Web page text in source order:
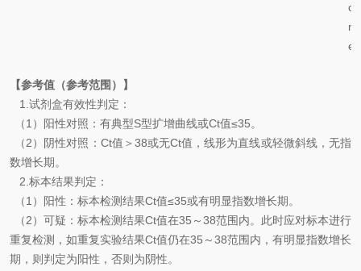
o
n
e
【参考值（参考范围）】
1. 试剂盒有效性判定：
（1 ） 阳性对照：有典型S型扩增曲线或Ct值≤35。
（2） 阴性对照： Ct值＞ 38或无Ct值，线形为直线或轻微斜线，无指
数增长期。
2. 标本结果判定：
（1 ） 阳性：标本检测结果Ct值≤35或有明显指数增长期。
（2）可疑： 标本检测结果Ct值在35 ～38范围内。此时应对标本进行
重复检测，如重复实验结果Ct值仍在35 ～38范围内，有明显指数增长
期，则判定为阳性，否则为阴性。